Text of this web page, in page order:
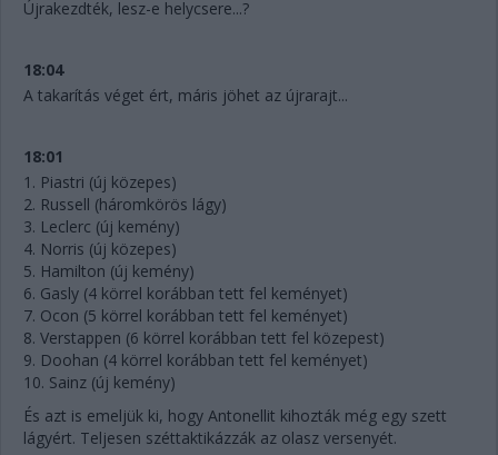
Újrakezdték, lesz-e helycsere...?
18:04
A takarítás véget ért, máris jöhet az újrarajt...
18:01
1. Piastri (új közepes)
2. Russell (háromkörös lágy)
3. Leclerc (új kemény)
4. Norris (új közepes)
5. Hamilton (új kemény)
6. Gasly (4 körrel korábban tett fel keményet)
7. Ocon (5 körrel korábban tett fel keményet)
8. Verstappen (6 körrel korábban tett fel közepest)
9. Doohan (4 körrel korábban tett fel keményet)
10. Sainz (új kemény)
És azt is emeljük ki, hogy Antonellit kihozták még egy szett
lágyért. Teljesen széttaktikázzák az olasz versenyét.